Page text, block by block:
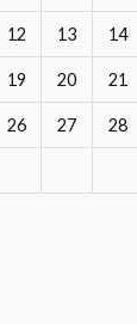
12 13 14
19 20 21
26 27 28